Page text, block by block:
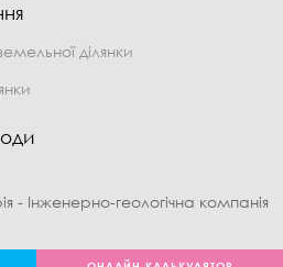
ділянки
- Інженерно-геологічна компанія